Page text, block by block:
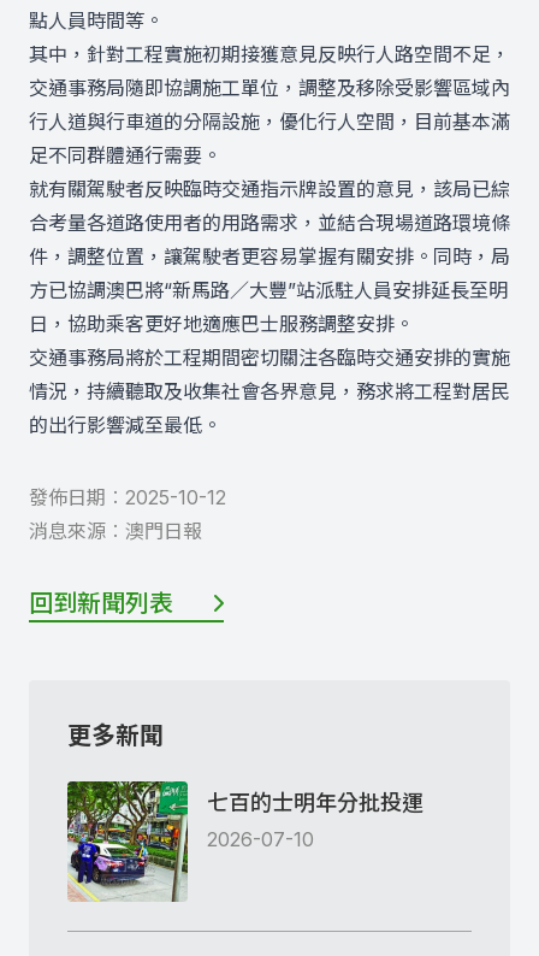
點人員時間等。
其中，針對工程實施初期接獲意見反映行人路空間不足，
交通事務局隨即協調施工單位，調整及移除受影響區域內
行人道與行車道的分隔設施，優化行人空間，目前基本滿
足不同群體通行需要。
就有關駕駛者反映臨時交通指示牌設置的意見，該局已綜
合考量各道路使用者的用路需求，並結合現場道路環境條
件，調整位置，讓駕駛者更容易掌握有關安排。同時，局
方已協調澳巴將“新馬路／大豐”站派駐人員安排延長至明
日，協助乘客更好地適應巴士服務調整安排。
交通事務局將於工程期間密切關注各臨時交通安排的實施
情況，持續聽取及收集社會各界意見，務求將工程對居民
的出行影響減至最低。
發佈日期︰ 2025-10-12
消息來源︰ 澳門日報
回到新聞列表
更多新聞
七百的士明年分批投運
2026-07-10